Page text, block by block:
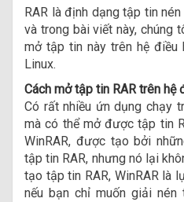
RAR là định dạng tập tin
và trong bài viết này, chúng
mở tập tin này trên hệ điều
Linux.
Cách mở tập tin RAR trên hệ
Có rất nhiều ứn dụng chạy
mà có thể mở được tập tin
WinRAR, được tạo bởi
tập tin RAR, nhưng nó lại
tạo tập tin RAR, WinRAR là
nếu bạn chỉ muốn giải nén